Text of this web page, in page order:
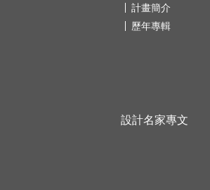
計畫簡介
歷年專輯
設計名家專文